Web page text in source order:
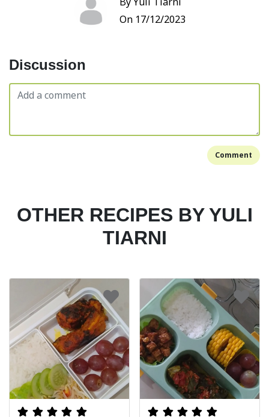
On 17/12/2023
Discussion
Comment
OTHER RECIPES BY YULI
TIARNI